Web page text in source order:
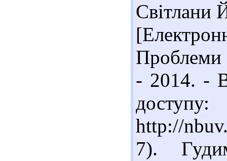
Світлани
Проблеми
- 2014. -
доступу:
http://
7).